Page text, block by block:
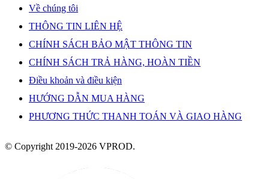
Về chúng tôi
THÔNG TIN LIÊN HỆ
CHÍNH SÁCH BẢO MẬT THÔNG TIN
CHÍNH SÁCH TRẢ HÀNG, HOÀN TIỀN
Điều khoản và điều kiện
HƯỚNG DẪN MUA HÀNG
PHƯƠNG THỨC THANH TOÁN VÀ GIAO HÀNG
© Copyright 2019-2026 VPROD.